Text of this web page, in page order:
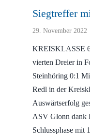
Siegtreffer
29. November 2022
KREISKLASSE
vierten Dreier in
Steinhöring 0:1
Redl in der
Auswärtserfolg
ASV Glonn dank
Schlussphase mit